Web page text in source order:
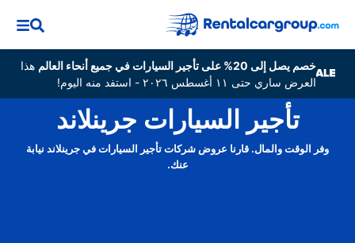
خصم يصل إلى 20% على تأجير السيارات في جميع أنحاء العالم
هذا
العرض ساري حتى ١١ أغسطس ٢٠٢٦ - استفد منه اليوم!
تأجير السيارات جرينلاند
وفر الوقت والمال. قارنا عروض شركات تأجير السيارات في جرينلاند نيابة
عنك.